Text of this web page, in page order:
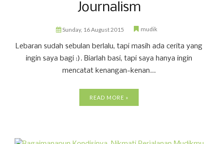
Journalism
Sunday, 16 August 2015 mudik
Lebaran sudah sebulan berlalu, tapi masih ada cerita yang
ingin saya bagi :). Biarlah basi, tapi saya hanya ingin
mencatat kenangan-kenan...
READ MORE »